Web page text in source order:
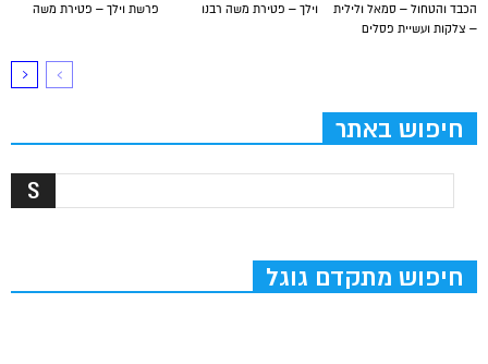
פרשת וילך – פטירת משה וילך – פטירת משה רבנו
הכבד והטחול – סמאל ולילית
– צלקות ועשיית פסלים
חיפוש באתר
חיפוש מתקדם גוגל